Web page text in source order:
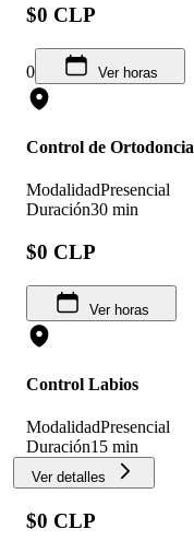
$0 CLP
0 Ver horas
Control de Ortodoncia
ModalidadPresencial
Duración30 min
$0 CLP
Ver horas
Control Labios
ModalidadPresencial
Duración15 min
Ver detalles
$0 CLP